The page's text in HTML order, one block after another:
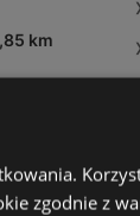
km
km
zgodnie z